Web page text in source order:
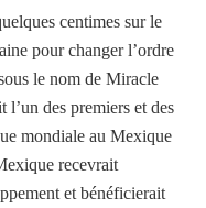
centimes sur le
pour changer l’ordre
le nom de Miracle
des premiers et des
mondiale au Mexique
recevrait
et bénéficierait